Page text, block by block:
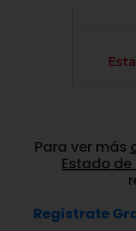
Para ver más
Estado de
Regístrate